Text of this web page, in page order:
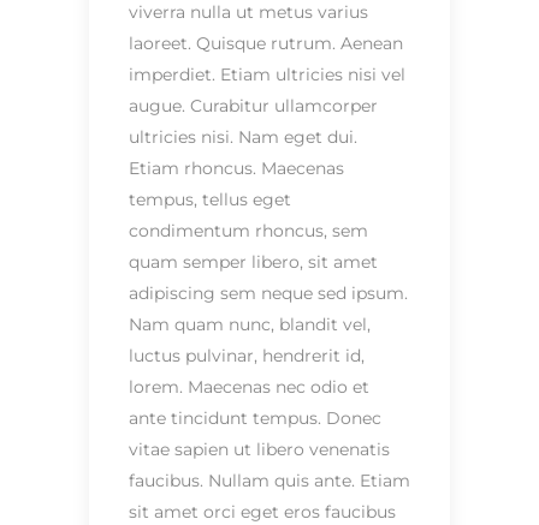
viverra nulla ut metus varius
laoreet. Quisque rutrum. Aenean
imperdiet. Etiam ultricies nisi vel
augue. Curabitur ullamcorper
ultricies nisi. Nam eget dui.
Etiam rhoncus. Maecenas
tempus, tellus eget
condimentum rhoncus, sem
quam semper libero, sit amet
adipiscing sem neque sed ipsum.
Nam quam nunc, blandit vel,
luctus pulvinar, hendrerit id,
lorem. Maecenas nec odio et
ante tincidunt tempus. Donec
vitae sapien ut libero venenatis
faucibus. Nullam quis ante. Etiam
sit amet orci eget eros faucibus